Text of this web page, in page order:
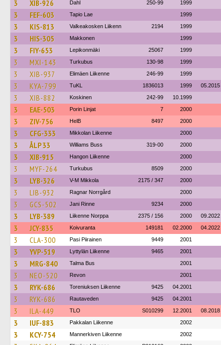
3 XIB-926 Dahl 250-99 1999
3 FEF-603 Tapio Lae 1999
3 KIS-813 Valkeakosken Liikenn 2194 1999
3 HIS-305 Makkonen 1999
3 FIY-653 Lepikonmäki 25067 1999
3 MXI-143 Turkubus 130-98 1999
3 XIB-937 Elimäen Liikenne 246-99 1999
3 KYA-799 TuKL 1836013 1999 05.2015
3 XIB-882 Koskinen 242-99 10.1999
3 EAE-503 Porin Linjat 7 2000
3 ZIV-756 HelB 8497 2000
3 CFG-333 Mikkolan Liikenne 2000
3 ÅLP 33 Williams Buss 319-00 2000
3 XIB-915 Hangon Liikenne 2000
3 MYF-264 Turkubus 8509 2000
3 LYB-326 V-M Mikkola 2175 / 347 2000
3 LIB-932 Ragnar Norrgård 2000
3 GCS-502 Jani Rinne 9234 2000
3 LYB-389 Liikenne Norppa 2375 / 156 2000 09.2022
3 JCY-835 Koivuranta 149181 02.2000 04.2022
3 CLA-300 Pasi Piirainen 9449 2001
3 YVP-519 Lyttylän Liikenne 9465 2001
3 MRG-840 Talma Bus 2001
3 NEO-520 Revon 2001
3 RYK-686 Toreniuksen Liikenne 9425 04.2001
3 RYK-686 Rautaveden 9425 04.2001
3 ILA-449 TLO S010299 12.2001 08.2018
3 IUF-883 Pakkalan Liikenne 2002
3 KCY-754 Mannerkiven Liikenne 2002